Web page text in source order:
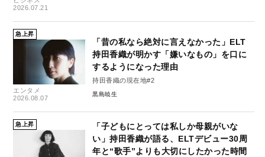
2026.07.21
急上昇
エンタメ
2026.08.07
「昔の私なら絶対に言えなかった」ELT
持田香織が明かす「嫌いなもの」を口に
するようになった理由
持田香織の現在地#2
黒島暁生
急上昇
「子どもにとっては私しか母親がいな
い」持田香織が語る、ELTデビュー30周
年と“歌手”よりも大切にしたかった時間